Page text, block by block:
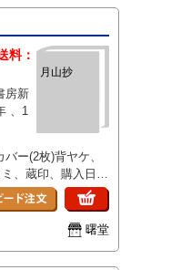
月山抄
料：
社 、昭和60年 、1
ー(2枚)背ヤケ、
、蔵印、購入日記
曙堂